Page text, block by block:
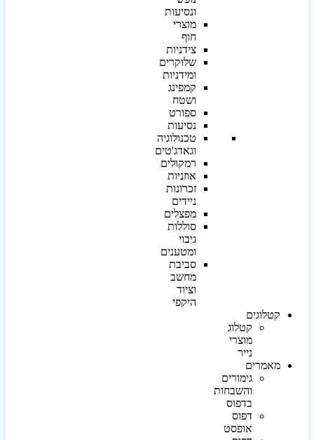
ונסיעות
מוצרי
חוף
צידניות
שלוקרים
ומידניות
קמפינג
ושטח
ספורט
נסיעות
טכנולוגיה
וגאדג'טים
רמקולים
אוזניות
זכרונות
ניידים
מפצלים
סוללות
גיבוי
ומטענים
סביבת
מחשב
וציוד
היקפי
קטלוגים
קטלוג
מוצרי
נייר
מאמרים
גימורים
והשבחות
בדפוס
דפוס
אופסט